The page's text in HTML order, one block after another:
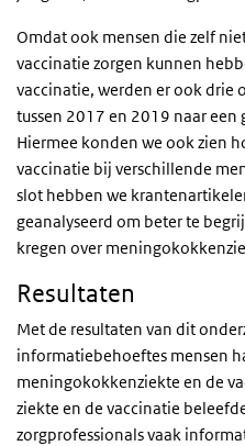
Omdat ook mensen die zelf
vaccinatie zorgen kunnen
vaccinatie, werden er ook drie
tussen 2017 en 2019 naar een
Hiermee konden we ook zien
vaccinatie bij verschillende
slot hebben we
geanalyseerd om beter te
kregen over
Resultaten
Met de resultaten van dit
informatiebehoeftes mensen
meningokokkenziekte en de
ziekte en de vaccinatie
zorgprofessionals vaak